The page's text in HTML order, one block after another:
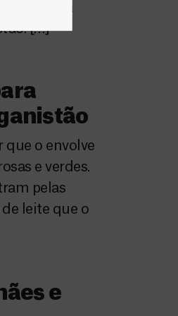
vaivém da
[…]
que o envolve
e verdes.
pelas
leite que o
e